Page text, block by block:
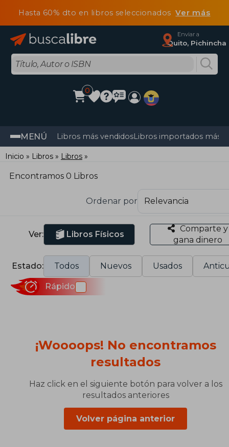
Hasta 60% dto en libros seleccionadosVer más
Enviar a
Quito, Pichincha
0
MENÚ Libros más vendidosLibros importados más
Inicio Libros Libros
Encontramos 0 Libros
Ordenar por
Ver: Libros Físicos
Comparte y
gana dinero
Estado: Todos Nuevos Usados
Rápido
¡Woooops! No encontramos
resultados
Haz click en el siguiente botón para volver a los
resultados anteriores
Volver página anterior